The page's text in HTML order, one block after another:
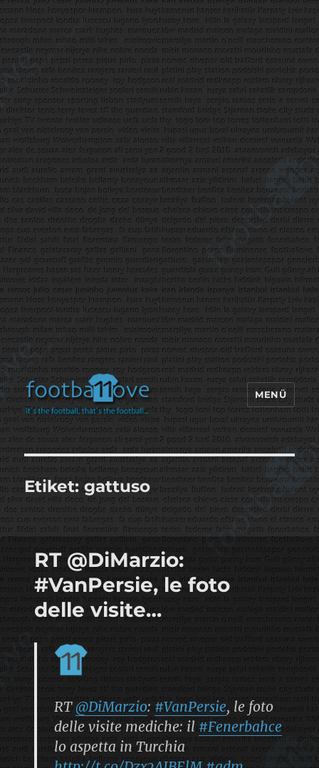
footbaLLove
MENÜ
Etiket:gattuso
RT @DiMarzio:
#VanPersie, le foto
delle visite…
RT@DiMarzio:#VanPersie, le foto
delle visite mediche: il #Fenerbahce
lo aspetta in Turchia